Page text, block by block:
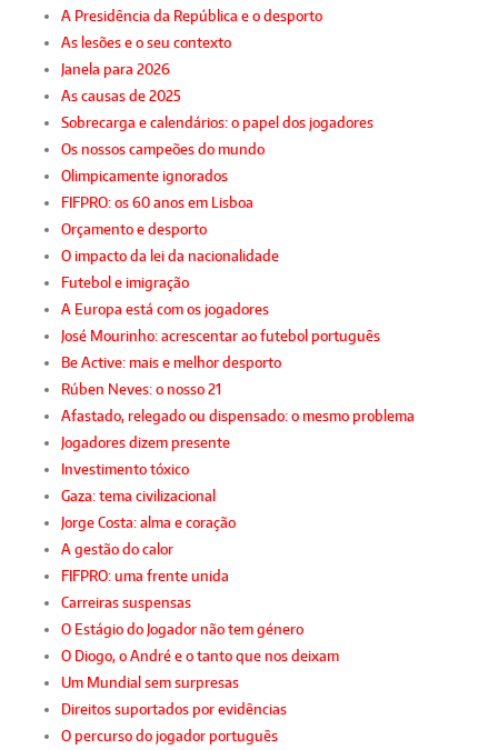
A Presidência da República e o desporto
As lesões e o seu contexto
Janela para 2026
As causas de 2025
Sobrecarga e calendários: o papel dos jogadores
Os nossos campeões do mundo
Olimpicamente ignorados
FIFPRO: os 60 anos em Lisboa
Orçamento e desporto
O impacto da lei da nacionalidade
Futebol e imigração
A Europa está com os jogadores
José Mourinho: acrescentar ao futebol português
Be Active: mais e melhor desporto
Rúben Neves: o nosso 21
Afastado, relegado ou dispensado: o mesmo problema
Jogadores dizem presente
Investimento tóxico
Gaza: tema civilizacional
Jorge Costa: alma e coração
A gestão do calor
FIFPRO: uma frente unida
Carreiras suspensas
O Estágio do Jogador não tem género
O Diogo, o André e o tanto que nos deixam
Um Mundial sem surpresas
Direitos suportados por evidências
O percurso do jogador português